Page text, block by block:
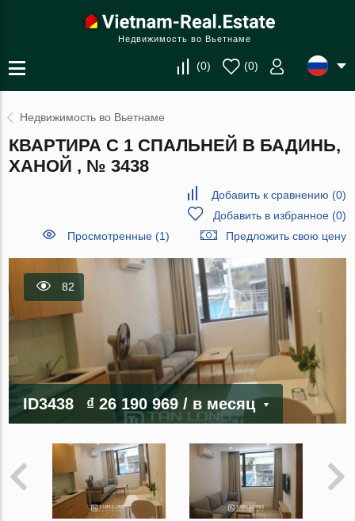
Недвижимость во Вьетнаме
(0) (0)
Недвижимость во Вьетнаме
КВАРТИРА С 1 СПАЛЬНЕЙ В БАДИНЬ,
ХАНОЙ , № 3438
Добавить к сравнению (0)
Добавить в избранное(0)
Просмотренные (1)
Предложить свою цену
82
ID3438 ₫ 26 190 969/ в месяц